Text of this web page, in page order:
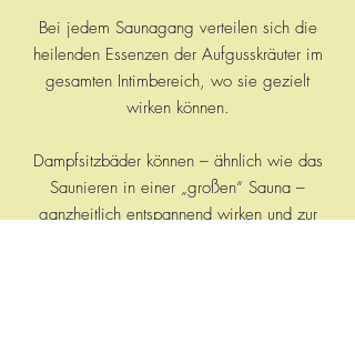
Bei jedem Saunagang verteilen sich die
heilenden Essenzen der Aufgusskräuter im
gesamten Intimbereich, wo sie gezielt
wirken können.
Dampfsitzbäder können – ähnlich wie das
Saunieren in einer „großen“ Sauna –
ganzheitlich entspannend wirken und zur